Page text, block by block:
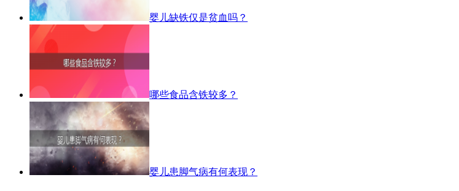
婴儿缺铁仅是贫血吗？
哪些食品含铁较多？
婴儿患脚气病有何表现？